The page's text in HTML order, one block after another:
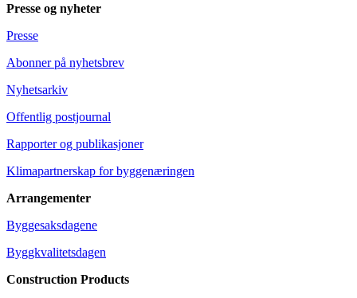
Presse og nyheter
Presse
Abonner på nyhetsbrev
Nyhetsarkiv
Offentlig postjournal
Rapporter og publikasjoner
Klimapartnerskap for byggenæringen
Arrangementer
Byggesaksdagene
Byggkvalitetsdagen
Construction Products